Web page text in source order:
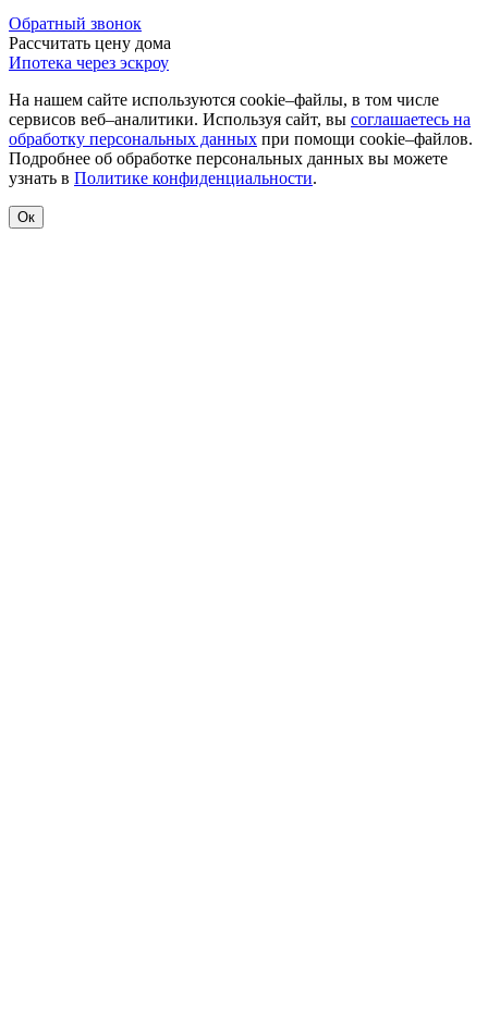
Обратный звонок
Рассчитать цену дома
Ипотека через эскроу
На нашем сайте используются cookie–файлы, в том числе
сервисов веб–аналитики. Используя сайт, вы соглашаетесь на
обработку персональных данных при помощи cookie–файлов.
Подробнее об обработке персональных данных вы можете
узнать в Политике конфиденциальности.
Ок